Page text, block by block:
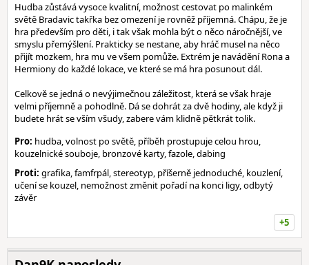
Hudba zůstává vysoce kvalitní, možnost cestovat po malinkém
světě Bradavic takřka bez omezení je rovněž příjemná. Chápu, že je
hra především pro děti, i tak však mohla být o něco náročnější, ve
smyslu přemýšlení. Prakticky se nestane, aby hráč musel na něco
přijít mozkem, hra mu ve všem pomůže. Extrém je navádění Rona a
Hermiony do každé lokace, ve které se má hra posunout dál.
Celkově se jedná o nevýjimečnou záležitost, která se však hraje
velmi příjemně a pohodlně. Dá se dohrát za dvě hodiny, ale když ji
budete hrát se vším všudy, zabere vám klidně pětkrát tolik.
Pro: hudba, volnost po světě, příběh prostupuje celou hrou,
kouzelnické souboje, bronzové karty, fazole, dabing
Proti: grafika, famfrpál, stereotyp, příšerně jednoduché, kouzlení,
učení se kouzel, nemožnost změnit pořadí na konci ligy, odbytý
závěr
+5